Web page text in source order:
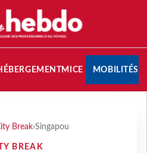
MICE MOBILITÉS
Break›Singapou
BREAK